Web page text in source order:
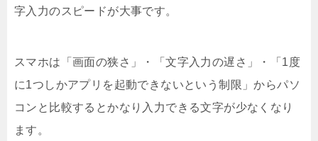
字入力のスピードが大事です。
スマホは「画面の狭さ」・「文字入力の遅さ」・「1度
に1つしかアプリを起動できないという制限」からパソ
コンと比較するとかなり入力できる文字が少なくなり
ます。